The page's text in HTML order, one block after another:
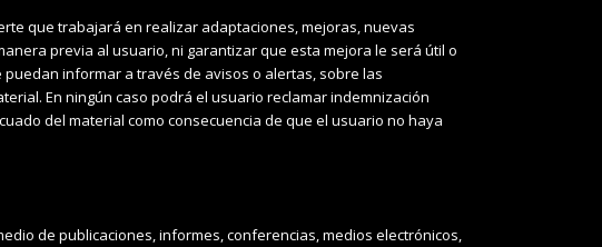
que trabajará en realizar adaptaciones, mejoras, nuevas
previa al usuario, ni garantizar que esta mejora le será útil o
informar a través de avisos o alertas, sobre las
En ningún caso podrá el usuario reclamar indemnización
del material como consecuencia de que el usuario no haya
de publicaciones, informes, conferencias, medios electrónicos,